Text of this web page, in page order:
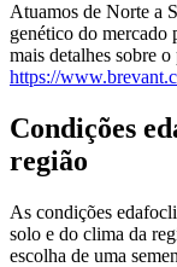
Atuamos de Norte a
genético do mercado
mais detalhes sobre
https://
Condições
região
As condições
solo e do clima da
escolha de uma